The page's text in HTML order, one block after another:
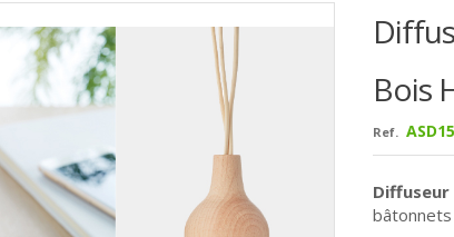
Bois
Ref.
bâtonnets